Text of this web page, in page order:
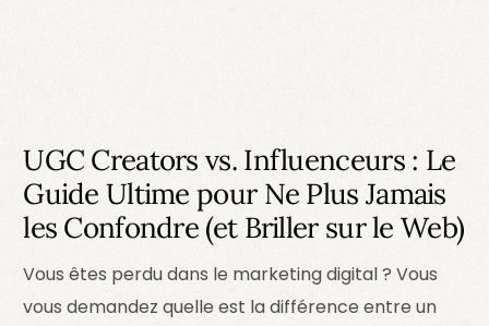
UGC Creators vs. Influenceurs : Le
Guide Ultime pour Ne Plus Jamais
les Confondre (et Briller sur le Web)
Vous êtes perdu dans le marketing digital ? Vous
vous demandez quelle est la différence entre un